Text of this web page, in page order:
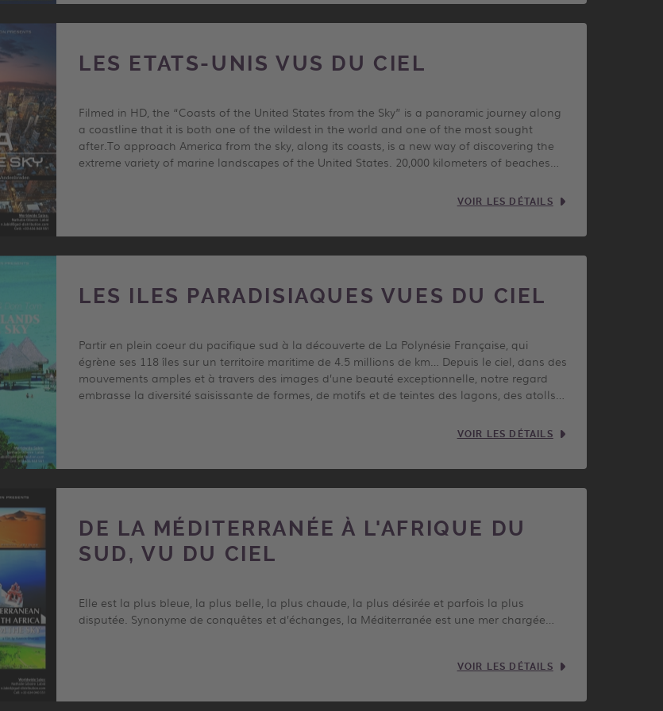
LES ETATS-UNIS VUS DU CIEL
Filmed in HD, the “Coasts of the United States from the Sky” is a panoramic journey along
a coastline that it is both one of the wildest in the world and one of the most sought
after.To approach America from the sky, along its coasts, is a new way of discovering the
extreme variety of marine landscapes of the United States. 20,000 kilometers of beaches…
VOIR LES DÉTAILS
LES ILES PARADISIAQUES VUES DU CIEL
Partir en plein coeur du pacifique sud à la découverte de La Polynésie Française, qui
égrène ses 118 îles sur un territoire maritime de 4.5 millions de km… Depuis le ciel, dans des
mouvements amples et à travers des images d’une beauté exceptionnelle, notre regard
embrasse la diversité saisissante de formes, de motifs et de teintes des lagons, des atolls…
VOIR LES DÉTAILS
DE LA MÉDITERRANÉE À L'AFRIQUE DU
SUD, VU DU CIEL
Elle est la plus bleue, la plus belle, la plus chaude, la plus désirée et parfois la plus
disputée. Synonyme de conquêtes et d’échanges, la Méditerranée est une mer chargée…
VOIR LES DÉTAILS